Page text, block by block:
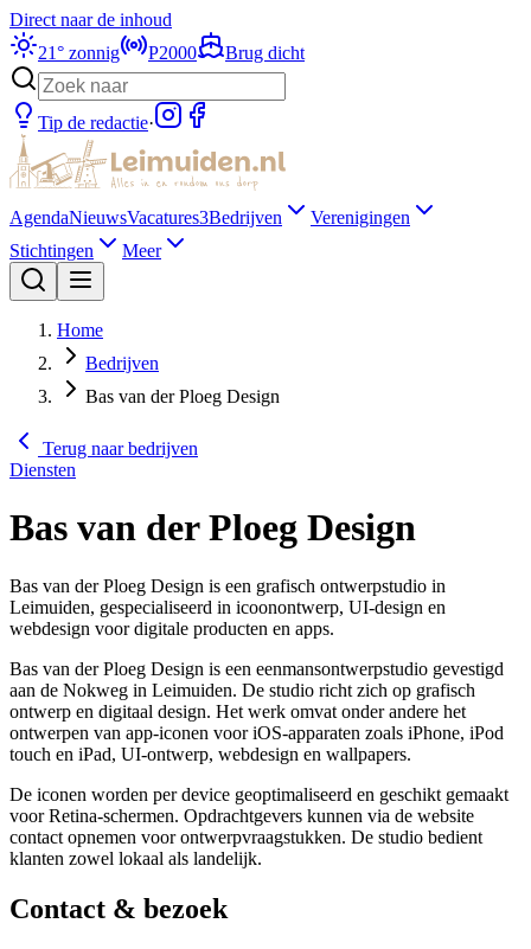
Direct naar de inhoud
21° zonnig P2000 Brug dicht
Tip de redactie·
AgendaNieuwsVacatures3Bedrijven
Verenigingen
Stichtingen
Meer
Home
Bedrijven
Bas van der Ploeg Design
Terug naarbedrijven
Diensten
Bas van der Ploeg Design
Bas van der Ploeg Design is een grafisch ontwerpstudio in
Leimuiden, gespecialiseerd in icoonontwerp, UI-design en
webdesign voor digitale producten en apps.
Bas van der Ploeg Design is een eenmansontwerpstudio gevestigd
aan de Nokweg in Leimuiden. De studio richt zich op grafisch
ontwerp en digitaal design. Het werk omvat onder andere het
ontwerpen van app-iconen voor iOS-apparaten zoals iPhone, iPod
touch en iPad, UI-ontwerp, webdesign en wallpapers.
De iconen worden per device geoptimaliseerd en geschikt gemaakt
voor Retina-schermen. Opdrachtgevers kunnen via de website
contact opnemen voor ontwerpvraagstukken. De studio bedient
klanten zowel lokaal als landelijk.
Contact & bezoek